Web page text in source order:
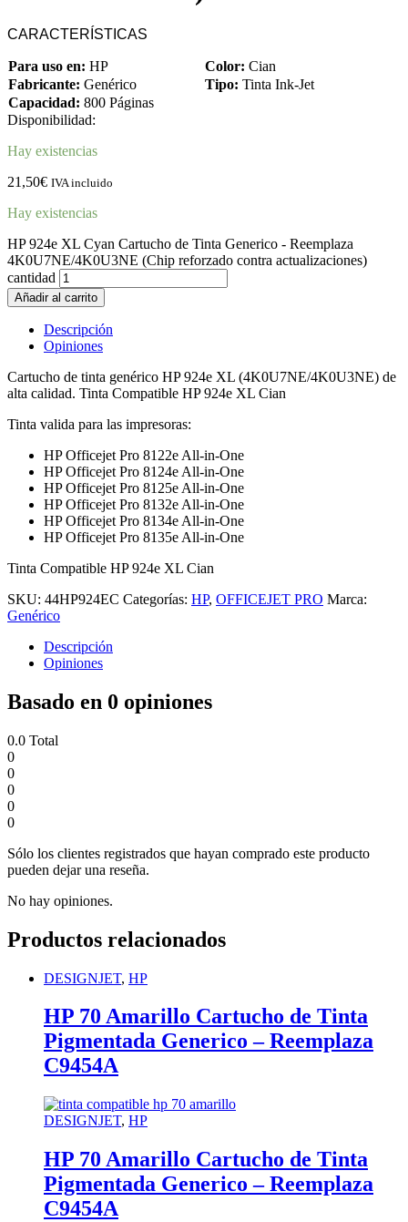
CARACTERÍSTICAS
Para uso en: HP Color: Cian
Fabricante: Genérico Tipo: Tinta Ink-Jet
Capacidad: 800 Páginas
Disponibilidad:
Hay existencias
21,50€ IVA incluido
Hay existencias
HP 924e XL Cyan Cartucho de Tinta Generico - Reemplaza
4K0U7NE/4K0U3NE (Chip reforzado contra actualizaciones)
cantidad
Añadir al carrito
Descripción
Opiniones
Cartucho de tinta genérico HP 924e XL (4K0U7NE/4K0U3NE) de
alta calidad. Tinta Compatible HP 924e XL Cian
Tinta valida para las impresoras:
HP Officejet Pro 8122e All-in-One
HP Officejet Pro 8124e All-in-One
HP Officejet Pro 8125e All-in-One
HP Officejet Pro 8132e All-in-One
HP Officejet Pro 8134e All-in-One
HP Officejet Pro 8135e All-in-One
Tinta Compatible HP 924e XL Cian
SKU: 44HP924EC Categorías: HP, OFFICEJET PRO Marca:
Genérico
Descripción
Opiniones
Basado en 0 opiniones
0.0 Total
0
0
0
0
0
Sólo los clientes registrados que hayan comprado este producto
pueden dejar una reseña.
No hay opiniones.
Productos relacionados
DESIGNJET, HP
HP 70 Amarillo Cartucho de Tinta
Pigmentada Generico – Reemplaza
C9454A
DESIGNJET, HP
HP 70 Amarillo Cartucho de Tinta
Pigmentada Generico – Reemplaza
C9454A